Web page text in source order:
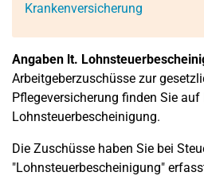
Krankenversicherung
Angaben lt.
Arbeitgeberzuschüsse zur
Pflegeversicherung finden Sie auf
Lohnsteuerbescheinigung.
Die Zuschüsse haben Sie bei
"Lohnsteuerbescheinigung"